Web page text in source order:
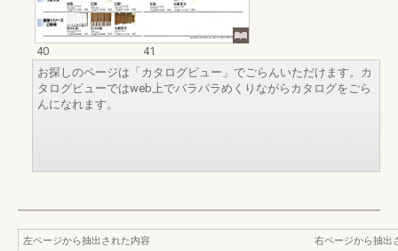
40
41
お探しのページは「カタログビュー」でごらんいただけます。カ
タログビューではweb上でパラパラめくりながらカタログをごら
んになれます。
左ページから抽出された内容
右ページから抽出